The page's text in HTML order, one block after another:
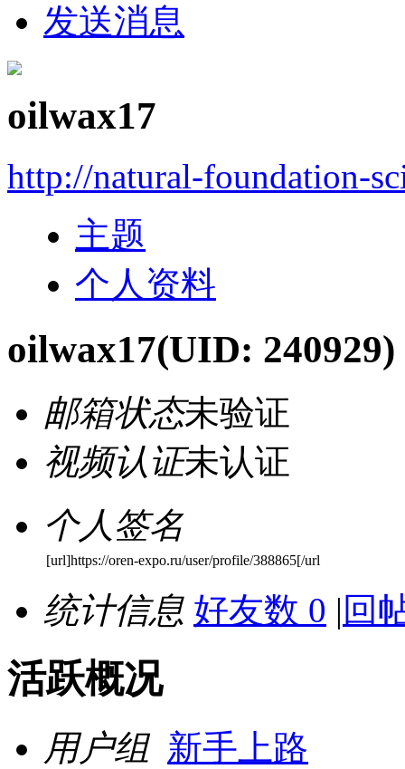
发送消息
oilwax17
http://natural-foundation-
主题
个人资料
oilwax17(UID: 240929)
邮箱状态未验证
视频认证未认证
个人签名
[url]https://oren-expo.ru/user/profile/388865[/url
统计信息 好友数 0 | 回
活跃概况
用户组 新手上路